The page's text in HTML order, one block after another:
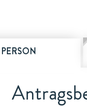
PERSON